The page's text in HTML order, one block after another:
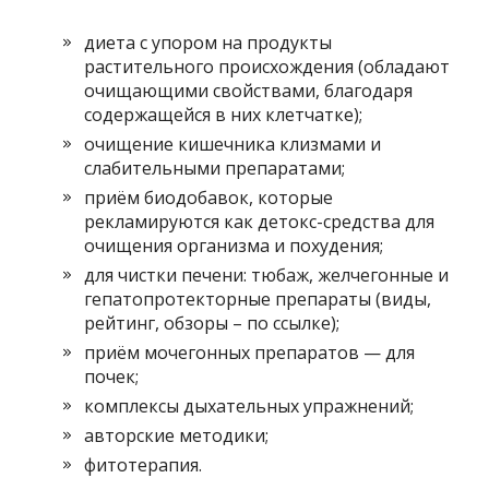
диета с упором на продукты
растительного происхождения (обладают
очищающими свойствами, благодаря
содержащейся в них клетчатке);
очищение кишечника клизмами и
слабительными препаратами;
приём биодобавок, которые
рекламируются как детокс-средства для
очищения организма и похудения;
для чистки печени: тюбаж, желчегонные и
гепатопротекторные препараты (виды,
рейтинг, обзоры – по ссылке);
приём мочегонных препаратов — для
почек;
комплексы дыхательных упражнений;
авторские методики;
фитотерапия.